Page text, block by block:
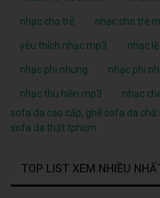
nhạc cho trẻ nhạc cho trẻ
yêu thích nhạc mp3 nhạc
nhạc phi nhung nhạc phi
nhạc thu hiền mp3 nhạc
sofa da cao cấp, ghế sofa da chữ l
sofa da thật tphcm
TOP LIST XEM NHIỀU